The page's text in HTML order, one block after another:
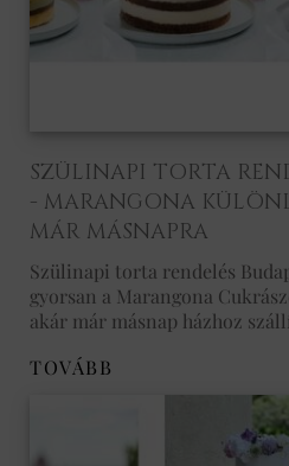
SZÜLINAPI TORTA
- MARANGONA
MÁR MÁSNAPRA
Szülinapi torta rendelés
gyorsan a Marangona
akár már másnap házhoz
TOVÁBB